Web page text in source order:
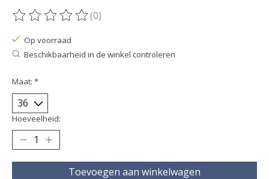
De beoordeling van dit product is
(0)
Op voorraad
Beschikbaarheid in de winkel controleren
Maat: *
Hoeveelheid:
Toevoegen aan winkelwagen